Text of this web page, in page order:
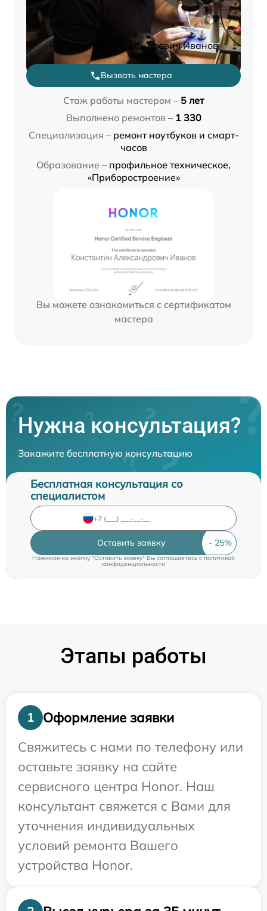
Константин Александрович Иванов
Вызвать мастера
Стаж работы мастером – 5 лет
Выполнено ремонтов – 1 330
Специализация – ремонт ноутбуков и смарт-
часов
Образование – профильное техническое,
«Приборостроение»
Вы можете ознакомиться с сертификатом
мастера
Нужна консультация?
Закажите бесплатную консультацию
Бесплатная консультация со
специалистом
Оставить заявку
Нажимая на кнопку "Оставить заявку" Вы соглашаетесь cполитикой
конфиденциальности
Этапы работы
1
Оформление заявки
Свяжитесь с нами по телефону или
оставьте заявку на сайте
сервисного центра Honor. Наш
консультант свяжется с Вами для
уточнения индивидуальных
условий ремонта Вашего
устройства Honor.